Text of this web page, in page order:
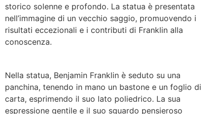
storico solenne e profondo. La statua è presentata
nell’immagine di un vecchio saggio, promuovendo i
risultati eccezionali e i contributi di Franklin alla
conoscenza.
Nella statua, Benjamin Franklin è seduto su una
panchina, tenendo in mano un bastone e un foglio di
carta, esprimendo il suo lato poliedrico. La sua
espressione gentile e il suo sguardo pensieroso